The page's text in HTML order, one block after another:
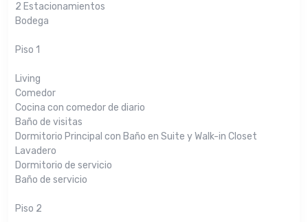
2 Estacionamientos
Bodega
Piso 1
Living
Comedor
Cocina con comedor de diario
Baño de visitas
Dormitorio Principal con Baño en Suite y Walk-in Closet
Lavadero
Dormitorio de servicio
Baño de servicio
Piso 2